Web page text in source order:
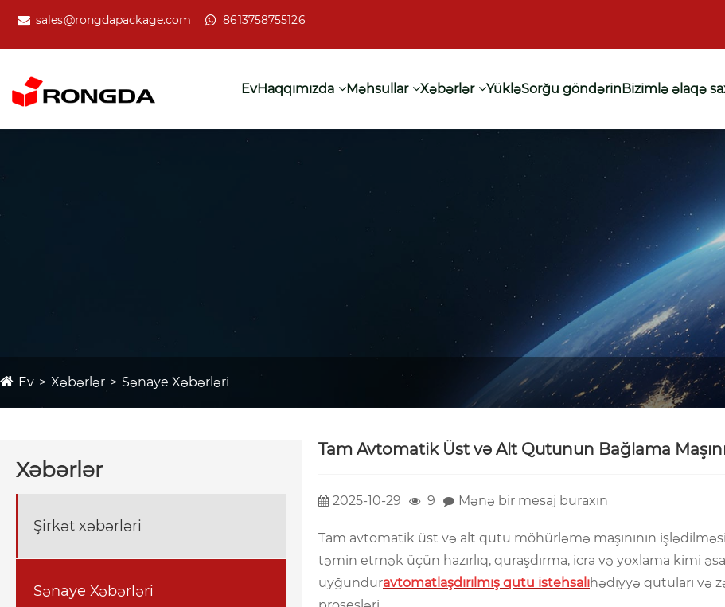
sales@rongdapackage.com 8613758755126
EvHaqqımızda Məhsullar Xəbərlər YükləSorğu göndərinBizimlə əlaqə
Ev Xəbərlər Sənaye Xəbərləri
Xəbərlər
Şirkət xəbərləri
Sənaye Xəbərləri
Tam Avtomatik Üst və Alt Qutunun Bağlama
2025-10-29 9 Mənə bir mesaj buraxın
Tam avtomatik üst və alt qutu möhürləmə maşınının
təmin etmək üçün hazırlıq, quraşdırma, icra və yoxlama kimi
uyğunduravtomatlaşdırılmış qutu istehsalıhədiyyə qutuları və